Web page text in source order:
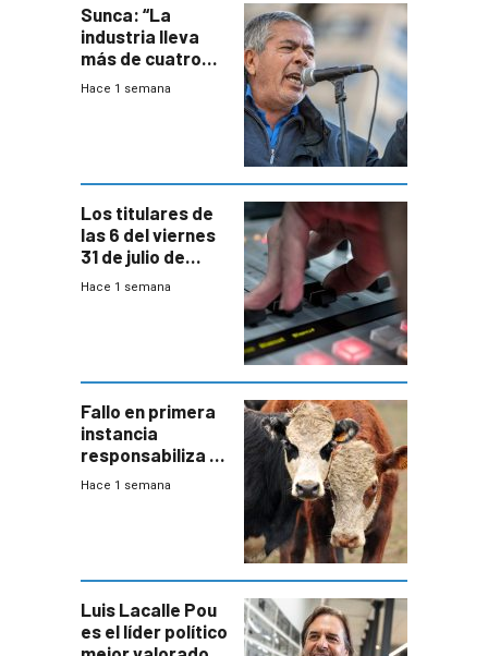
Sunca: “La
industria lleva
más de cuatro
meses sin
Hace 1 semana
Los titulares de
las 6 del viernes
31 de julio de
2026
Hace 1 semana
Fallo en primera
instancia
responsabiliza al
Estado por falta
Hace 1 semana
Luis Lacalle Pou
es el líder político